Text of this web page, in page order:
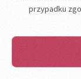
przypadku